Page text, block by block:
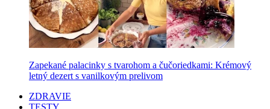
Zapekané palacinky s tvarohom a čučoriedkami: Krémový
letný dezert s vanilkovým prelivom
ZDRAVIE
TESTY